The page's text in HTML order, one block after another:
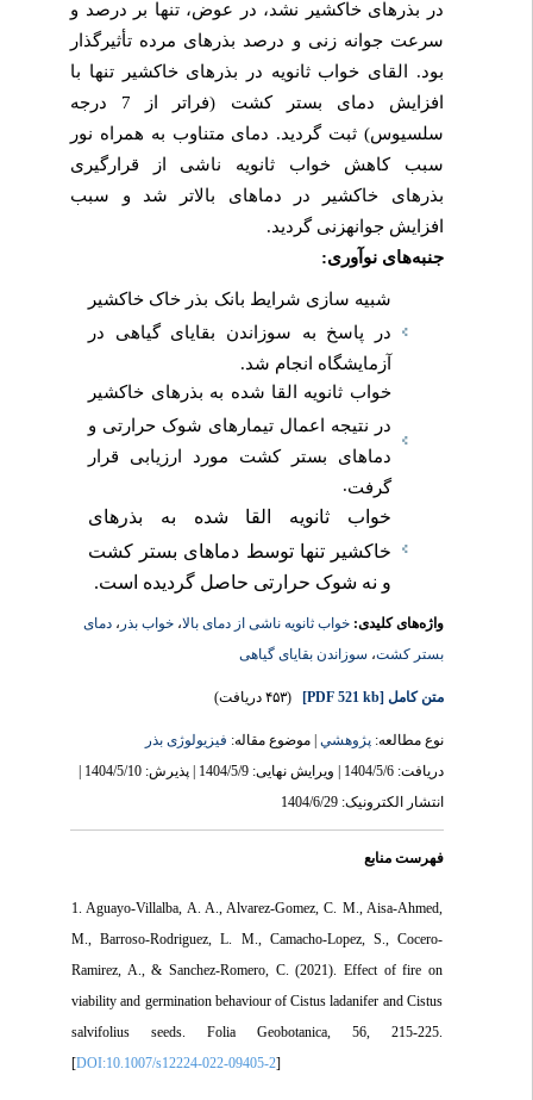
در بذرهای خاکشیر نشد، در عوض، تنها بر درصد و
سرعت جوانه­ زنی و درصد بذرهای مرده تأثیرگذار
بود. القای خواب ثانویه در بذرهای خاکشیر تنها با
افزایش دمای بستر کشت (فراتر از 7 درجه
سلسیوس) ثبت گردید. دمای متناوب به همراه نور
سبب کاهش خواب ثانویه ناشی از قرارگیری
بذرهای خاکشیر در دماهای بالاتر شد و سبب
افزایش جوانه­زنی گردید.
جنبه‌های نوآوری:
شبیه­ سازی شرایط بانک بذر خاک خاکشیر
در پاسخ به سوزاندن بقایای گیاهی در
آزمایشگاه انجام شد.
خواب ثانویه القا شده به بذرهای خاکشیر
در نتیجه اعمال تیمارهای شوک حرارتی و
دماهای بستر کشت مورد ارزیابی قرار
گرفت.
خواب ثانویه القا شده به بذرهای
خاکشیر تنها توسط دماهای بستر کشت
و نه شوک­ حرارتی حاصل گردیده است.
واژه‌های کلیدی:خواب ثانویه ناشی از دمای بالا،خواب بذر، دمای
بستر کشت،سوزاندن بقایای گیاهی
متن کامل[PDF 521 kb] (۴۵۳ دریافت)
نوع مطالعه:پژوهشي| موضوع مقاله:فیزیولوژی بذر
دریافت: 1404/5/6 | ویرایش نهایی: 1404/5/9 | پذیرش: 1404/5/10 |
انتشار الکترونیک: 1404/6/29
فهرست منابع
1. Aguayo-Villalba, A. A., Alvarez-Gomez, C. M., Aisa-Ahmed,
M., Barroso-Rodriguez, L. M., Camacho-Lopez, S., Cocero-
Ramirez, A., & Sanchez-Romero, C. (2021). Effect of fire on
viability and germination behaviour of Cistus ladanifer and Cistus
salvifolius seeds. Folia Geobotanica, 56, 215-225.
[DOI:10.1007/s12224-022-09405-2